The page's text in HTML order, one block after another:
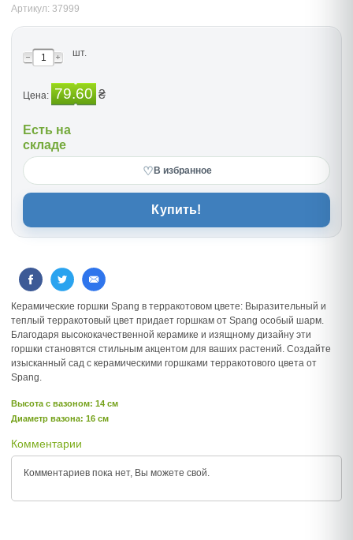
Артикул: 37999
шт.
Цена: 79.60 ₴
Есть на
складе
♡ В избранное
Купить!
Керамические горшки Spang в терракотовом цвете: Выразительный и
теплый терракотовый цвет придает горшкам от Spang особый шарм.
Благодаря высококачественной керамике и изящному дизайну эти
горшки становятся стильным акцентом для ваших растений. Создайте
изысканный сад с керамическими горшками терракотового цвета от
Spang.
Высота c вазоном: 14 см
Диаметр вазона: 16 см
Комментарии
Комментариев пока нет, Вы можете свой.